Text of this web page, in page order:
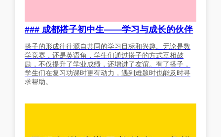
### 成都搭子初中生——学习与成长的伙伴
搭子的形成往往源自共同的学习目标和兴趣。无论是数
学竞赛，还是英语角，学生们通过搭子的方式互相鼓
励，不仅提升了学业成绩，还增进了友谊。有了搭子，
学生们在复习功课时更有动力，遇到难题时也能及时寻
求帮助。